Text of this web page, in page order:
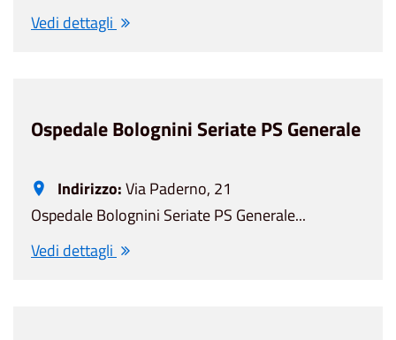
Vedi dettagli
Ospedale Bolognini Seriate PS Generale
Indirizzo:Via Paderno, 21
Ospedale Bolognini Seriate PS Generale...
Vedi dettagli